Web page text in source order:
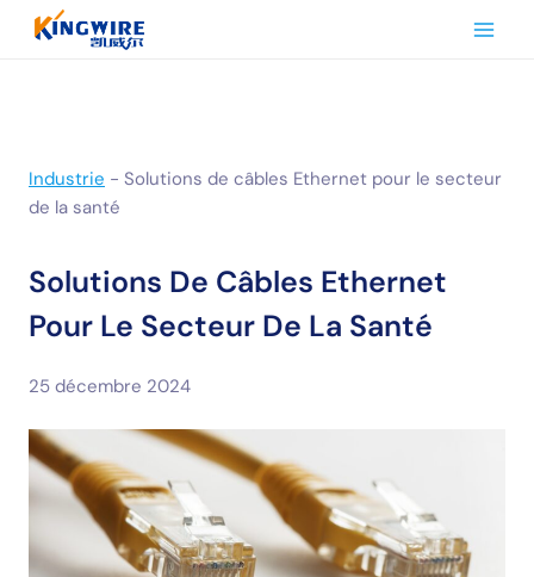
Aller
Industrie - Solutions de câbles Ethernet pour le secteur
de la santé
Solutions De Câbles Ethernet
Pour Le Secteur De La Santé
25 décembre 2024